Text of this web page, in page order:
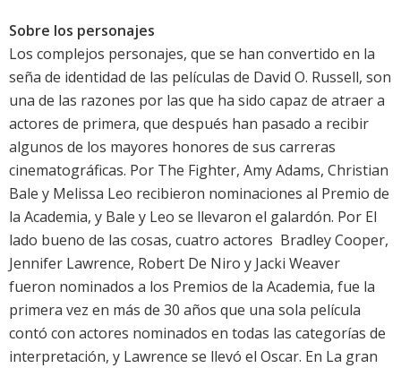
Sobre los personajes
Los complejos personajes, que se han convertido en la
seña de identidad de las películas de David O. Russell, son
una de las razones por las que ha sido capaz de atraer a
actores de primera, que después han pasado a recibir
algunos de los mayores honores de sus carreras
cinematográficas. Por The Fighter, Amy Adams, Christian
Bale y Melissa Leo recibieron nominaciones al Premio de
la Academia, y Bale y Leo se llevaron el galardón. Por El
lado bueno de las cosas, cuatro actores  Bradley Cooper,
Jennifer Lawrence, Robert De Niro y Jacki Weaver 
fueron nominados a los Premios de la Academia, fue la
primera vez en más de 30 años que una sola película
contó con actores nominados en todas las categorías de
interpretación, y Lawrence se llevó el Oscar. En La gran